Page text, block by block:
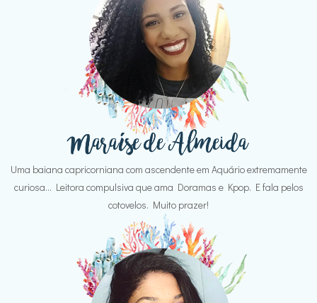
Uma baiana capricorniana com ascendente em Aquário extremamente
curiosa... Leitora compulsiva que ama Doramas e Kpop. E fala pelos
cotovelos. Muito prazer!